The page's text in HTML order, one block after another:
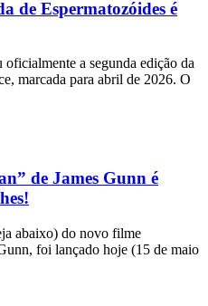
de Espermatozóides é
a segunda edição da
marcada para abril de 2026. O
de James Gunn é
abaixo) do novo filme
foi lançado hoje (15 de maio